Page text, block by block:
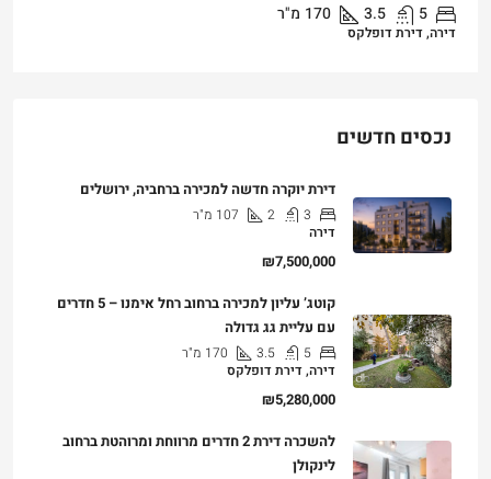
5
3.5
170 מ"ר
דירה, דירת דופלקס
נכסים חדשים
דירת יוקרה חדשה למכירה ברחביה, ירושלים
3
2
107 מ"ר
דירה
₪7,500,000
קוטג’ עליון למכירה ברחוב רחל אימנו – 5 חדרים
עם עליית גג גדולה
5
3.5
170 מ"ר
דירה, דירת דופלקס
₪5,280,000
להשכרה דירת 2 חדרים מרווחת ומרוהטת ברחוב
לינקולן